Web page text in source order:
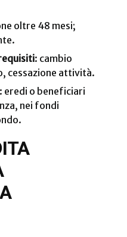
oltre 48 mesi;
: cambio
cessazione attività.
eredi o beneficiari
nei fondi